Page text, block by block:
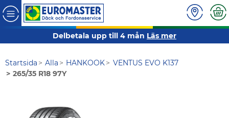
Delbetala upp till 4 mån Läs mer
Startsida Alla HANKOOK
VENTUS EVO K137
265/35 R18 97Y